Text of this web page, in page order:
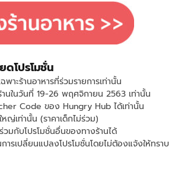
ดโปรโมชั่น
าะร้านอาหารที่ร่วมรายการเท่านั้น
านในวันที่ 19-26 พฤศจิกายน 2563 เท่านั้น
Code ของ Hungry Hub ได้เท่านั้น
หญ่เท่านั้น (ราคาเด็กไม่ร่วม)
วมกับโปรโมชั่นอื่นของทางร้านได้
รเปลี่ยนแปลงโปรโมชั่นโดยไม่ต้องแจ้งให้ทราบ